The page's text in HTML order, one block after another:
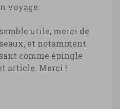
voyage.
utile, merci de
et notamment
comme épingle
article. Merci !